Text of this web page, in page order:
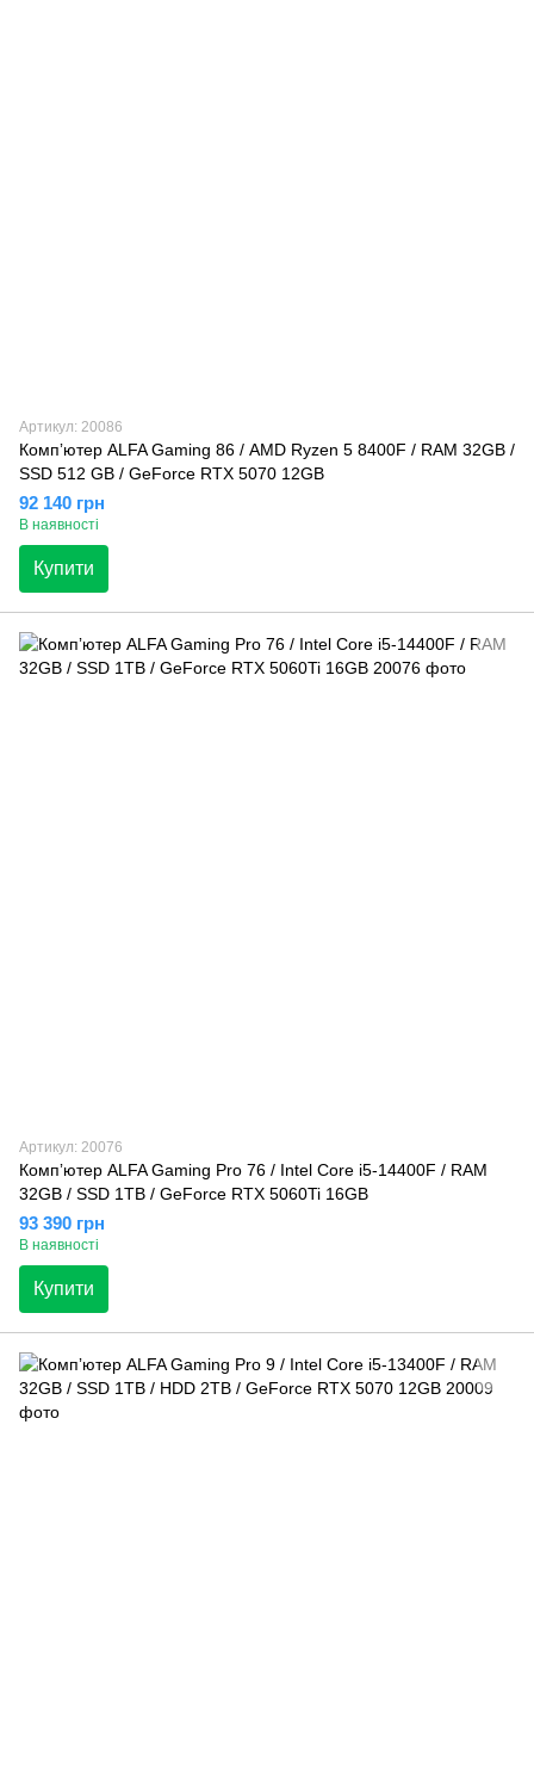
Артикул: 20086
Компʼютер ALFA Gaming 86 / AMD Ryzen 5 8400F / RAM 32GB /
SSD 512 GB / GeForce RTX 5070 12GB
92 140 грн
В наявності
Купити
Артикул: 20076
Компʼютер ALFA Gaming Pro 76 / Intel Core i5-14400F / RAM
32GB / SSD 1TB / GeForce RTX 5060Ti 16GB
93 390 грн
В наявності
Купити